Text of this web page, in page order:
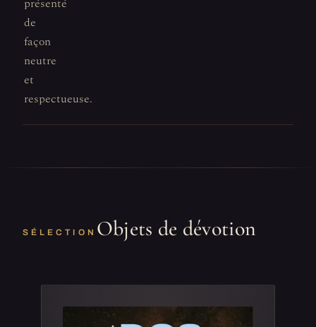
présenté
de
façon
neutre
et
respectueuse.
SÉLECTION Objets de dévotion